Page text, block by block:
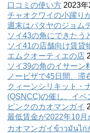
口コミの使い方 2023年
チャオクワイの小躍り
週末はパタヤのジョム
ソイ43の角にできたう
ソイ41の店舗向け賃貸
エムクオーティエの店
ソイ39の角のイサーン
ノービザで45日間、滞
クィーンシリキット・
(QSNCC)の催し、イベ
ピンクのカオマンガイ
最低賃金が2022年10月
カオマンガイข้าวมันไก่